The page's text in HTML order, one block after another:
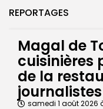
REPORTAGES
Magal de
cuisinières
de la
journalistes
samedi 1 août 2026 à